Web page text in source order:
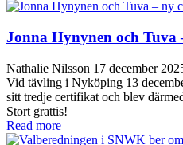
Jonna Hynynen och Tuva
Nathalie Nilsson 17 december
Vid tävling i Nyköping 13
sitt tredje certifikat och blev
Stort grattis!
Read more